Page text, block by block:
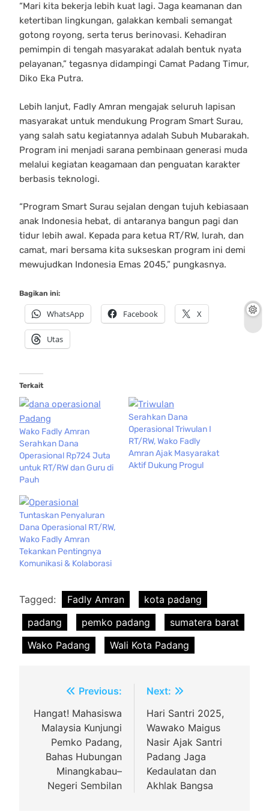
“Mari kita bekerja lebih kuat lagi. Jaga keamanan dan
ketertiban lingkungan, galakkan kembali semangat
gotong royong, serta terus berinovasi. Kehadiran
pemimpin di tengah masyarakat adalah bentuk nyata
pelayanan,” tegasnya didampingi Camat Padang Timur,
Diko Eka Putra.
Lebih lanjut, Fadly Amran mengajak seluruh lapisan
masyarakat untuk mendukung Program Smart Surau,
yang salah satu kegiatannya adalah Subuh Mubarakah.
Program ini menjadi sarana pembinaan generasi muda
melalui kegiatan keagamaan dan penguatan karakter
berbasis teknologi.
“Program Smart Surau sejalan dengan tujuh kebiasaan
anak Indonesia hebat, di antaranya bangun pagi dan
tidur lebih awal. Kepada para ketua RT/RW, lurah, dan
camat, mari bersama kita sukseskan program ini demi
mewujudkan Indonesia Emas 2045,” pungkasnya.
Bagikan ini:
WhatsApp Facebook X
Utas
Terkait
Wako Fadly Amran
Serahkan Dana
Operasional Rp724 Juta
untuk RT/RW dan Guru di
Pauh
Serahkan Dana
Operasional Triwulan I
RT/RW, Wako Fadly
Amran Ajak Masyarakat
Aktif Dukung Progul
Tuntaskan Penyaluran
Dana Operasional RT/RW,
Wako Fadly Amran
Tekankan Pentingnya
Komunikasi & Kolaborasi
Tagged: Fadly Amran
kota padang
padang
pemko padang
sumatera barat
Wako Padang
Wali Kota Padang
Navigasi
pos
Previous:
Hangat! Mahasiswa
Malaysia Kunjungi
Pemko Padang,
Bahas Hubungan
Minangkabau–
Negeri Sembilan
Next:
Hari Santri 2025,
Wawako Maigus
Nasir Ajak Santri
Padang Jaga
Kedaulatan dan
Akhlak Bangsa